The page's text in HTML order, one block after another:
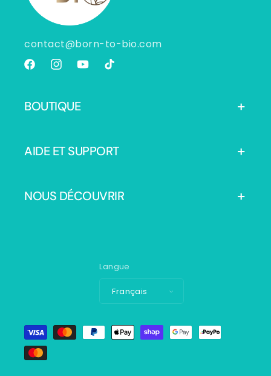
contact@born-to-bio.com
FacebookInstagramYouTubeTikTok
BOUTIQUE
AIDE ET SUPPORT
NOUS DÉCOUVRIR
Langue
Français
de
paiement